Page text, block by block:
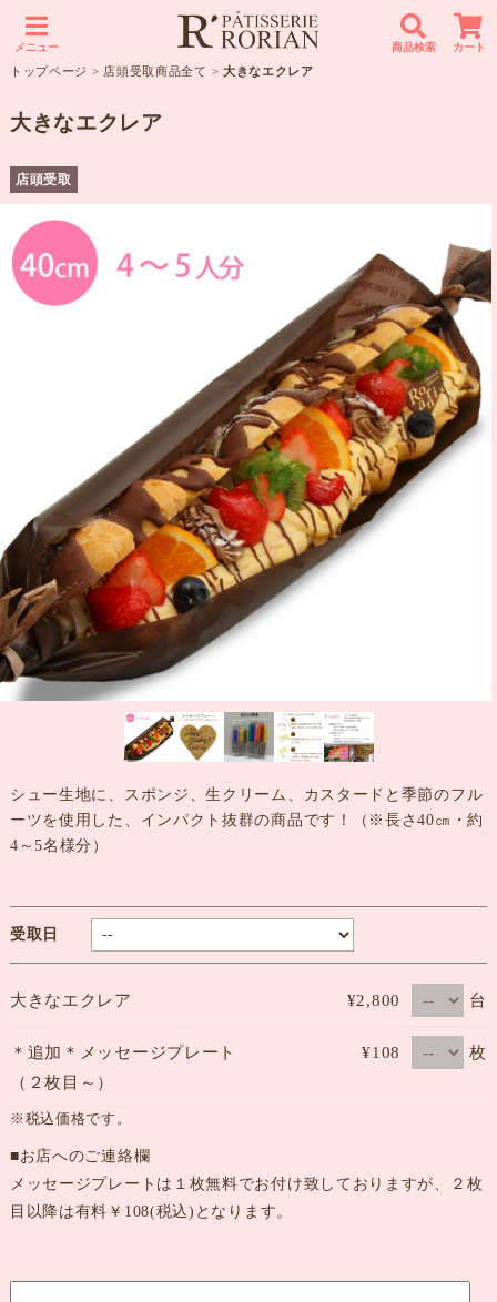
メニュー 商品検索 カート
トップページ > 店頭受取商品全て > 大きなエクレア
大きなエクレア
店頭受取
シュー生地に、スポンジ、生クリーム、カスタードと季節のフル
ーツを使用した、インパクト抜群の商品です！（※長さ40㎝・約
4～5名様分）
受取日
大きなエクレア ¥2,800 台
＊追加＊メッセージプレート
（２枚目～）
¥108 枚
※税込価格です。
■お店へのご連絡欄
メッセージプレートは１枚無料でお付け致しておりますが、２枚
目以降は有料￥108(税込)となります。